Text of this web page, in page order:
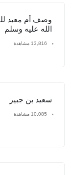
وصف أم معبد
الله عليه وسلم
13,816 مشاهدة
سعيد بن جبير
10,085 مشاهدة